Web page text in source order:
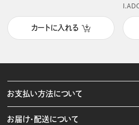
カートに入れる
お支払い方法について
お届け・配送について